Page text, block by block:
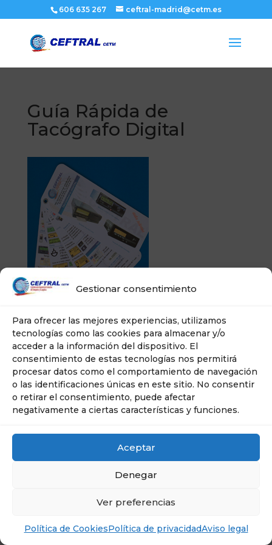
Gestionar consentimiento
Para ofrecer las mejores experiencias, utilizamos
tecnologías como las cookies para almacenar y/o
acceder a la información del dispositivo. El
consentimiento de estas tecnologías nos permitirá
procesar datos como el comportamiento de navegación
o las identificaciones únicas en este sitio. No consentir
o retirar el consentimiento, puede afectar
negativamente a ciertas características y funciones.
Aceptar
Denegar
Ver preferencias
Política de CookiesPolítica de privacidadAviso legal
606 635 267 ceftral-madrid@cetm.es
Guía Rápida de
Tacógrafo Digital
© Ceftral- Cetm | Tel: 606 635 267 | Plaza
Ciudad de Salta, 10 -- 28043 . MADRID